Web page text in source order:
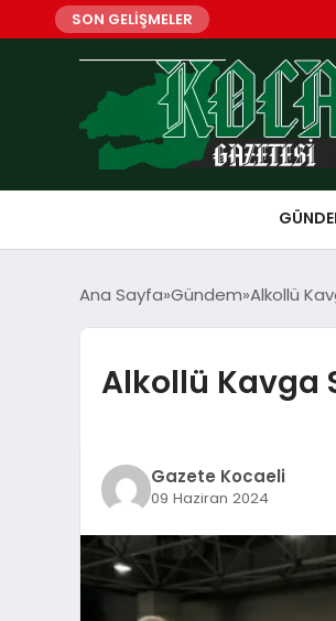
SON GELİŞMELER
Ana Sayfa Gündem Alkollü
Alkollü Kavga
Gazete Kocaeli
09 Haziran 2024